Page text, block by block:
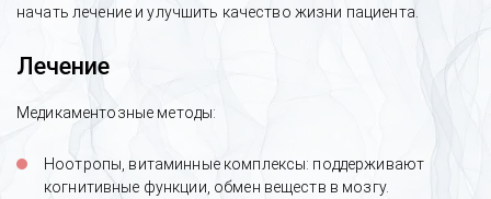
начать лечение и улучшить качество жизни пациента.
Лечение
Медикаментозные методы:
Ноотропы, витаминные комплексы: поддерживают
когнитивные функции, обмен веществ в мозгу.